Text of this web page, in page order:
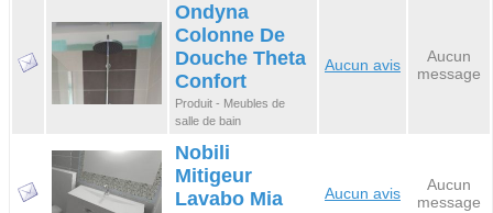
Ondyna
Colonne De
Douche Theta
Confort
Produit - Meubles de
salle de bain
Aucun avis
Aucun
message
Nobili
Mitigeur
Lavabo Mia
Aucun avis
Aucun
message